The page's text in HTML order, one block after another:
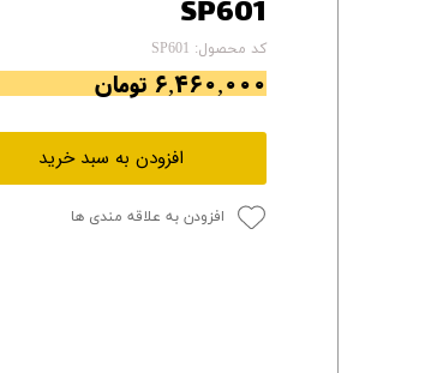
SP601
کد محصول: SP601
۶,۴۶۰,۰۰۰ تومان
افزودن به سبد خرید
افزودن به علاقه مندی ها